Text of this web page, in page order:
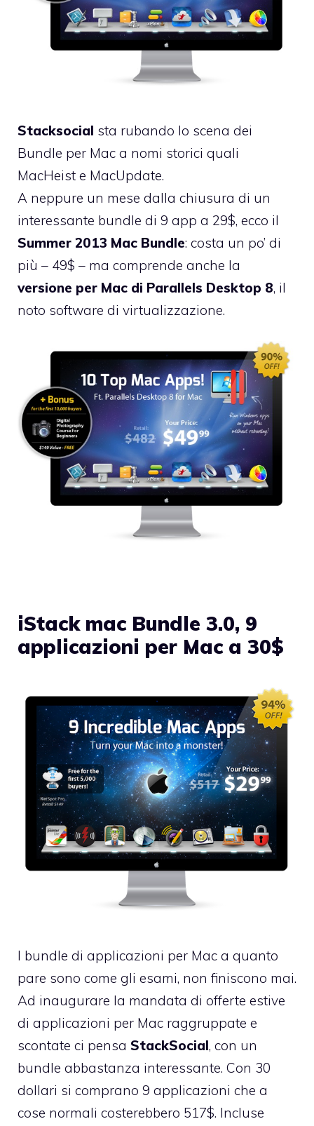
Stacksocial sta rubando lo scena dei
Bundle per Mac a nomi storici quali
MacHeist e MacUpdate.
A neppure un mese dalla chiusura di un
interessante bundle di 9 app a 29$, ecco il
Summer 2013 Mac Bundle: costa un po’ di
più – 49$ – ma comprende anche la
versione per Mac di Parallels Desktop 8, il
noto software di virtualizzazione.
iStack mac Bundle 3.0, 9
applicazioni per Mac a 30$
I bundle di applicazioni per Mac a quanto
pare sono come gli esami, non finiscono mai.
Ad inaugurare la mandata di offerte estive
di applicazioni per Mac raggruppate e
scontate ci pensa StackSocial, con un
bundle abbastanza interessante. Con 30
dollari si comprano 9 applicazioni che a
cose normali costerebbero 517$. Incluse